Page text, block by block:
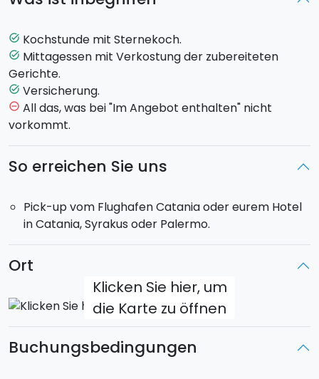
Gelegenheit, um direkt von den besten Köchen und
Vertretern der sizilianischen Küche zu lernen.
DieKochstunde
gestaltet werden, dass die Teilnehmerin Gruppen
um den Preis des besten Teams antreten. Sie kann
- Location: Catania, Palermo, Syracus und Ragusa
- Kochkurs mit einem Sternekoch Michelin
- Lernt die Zubereitung traditionell sizilianischer
Gerichte von einem Chefkoch ausgezeichnet von
Michelin
task_alt Kochstunde mit Sternekoch.
task_alt Mittagessen mit Verkostung der zubereiteten
Gerichte.
task_alt Versicherung.
remove_circle_outline All das, was bei "Im Angebot enthalten" nicht
vorkommt.
So erreichen Sie uns
Pick-up vom Flughafen Catania oder eurem Hotel
in Catania, Syrakus oder Palermo.
Ort
Klicken Sie hier, um
die Karte zu öffnen
Buchungsbedingungen